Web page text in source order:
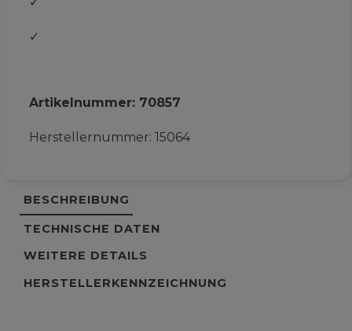
✓
Artikelnummer: 70857
Herstellernummer: 15064
BESCHREIBUNG
TECHNISCHE DATEN
WEITERE DETAILS
HERSTELLERKENNZEICHNUNG